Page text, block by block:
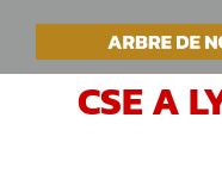
PasserVOTRE
CSE A